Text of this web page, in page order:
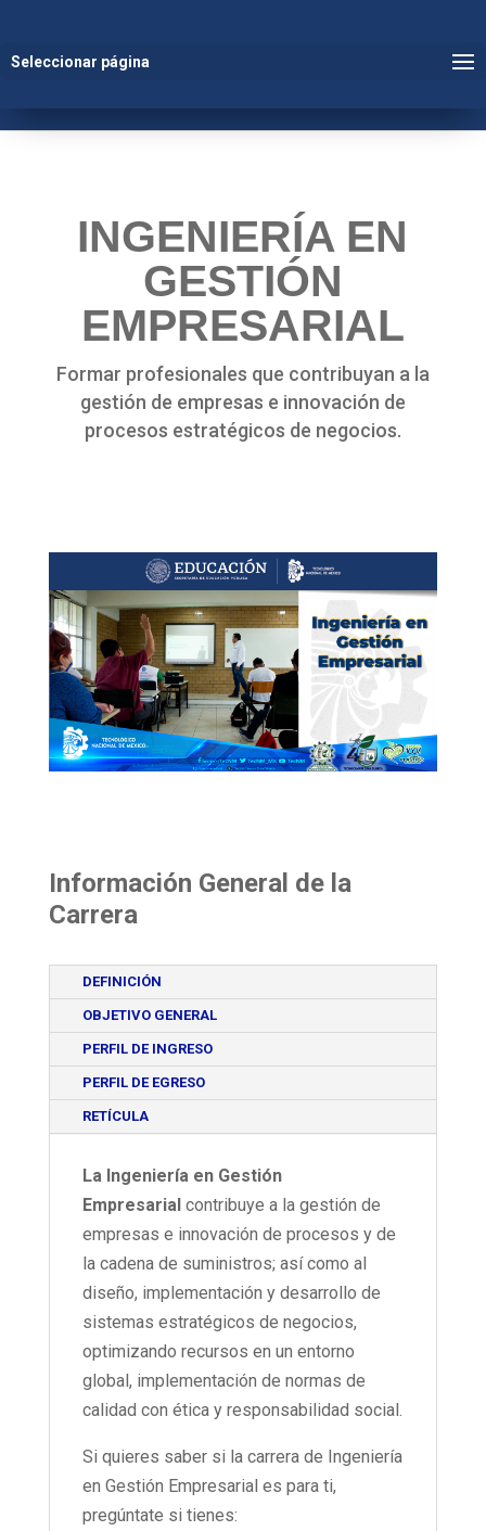
Seleccionar página
INGENIERÍA EN
GESTIÓN
EMPRESARIAL
Formar profesionales que contribuyan a la
gestión de empresas e innovación de
procesos estratégicos de negocios.
Información General de la
Carrera
DEFINICIÓN
OBJETIVO GENERAL
PERFIL DE INGRESO
PERFIL DE EGRESO
RETÍCULA
La Ingeniería en Gestión
Empresarialcontribuye a la gestión de
empresas e innovación de procesos y de
la cadena de suministros; así como al
diseño, implementación y desarrollo de
sistemas estratégicos de negocios,
optimizando recursos en un entorno
global, implementación de normas de
calidad con ética y responsabilidad social.
Si quieres saber si la carrera de Ingeniería
en Gestión Empresarial es para ti,
pregúntate si tienes: